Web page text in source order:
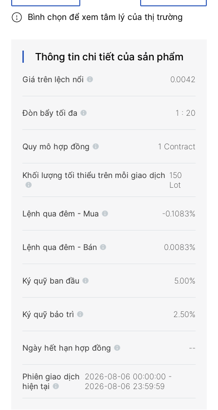
Bình chọn để xem tâm lý của thị trường
Thông tin chi tiết của sản phẩm
Giá trên lệch nổi 0.0042
Đòn bẩy tối đa 1 : 20
Quy mô hợp đồng 1 Contract
Khối lượng tối thiểu trên mỗi giao dịch 150
Lot
Lệnh qua đêm - Mua -0.1083%
Lệnh qua đêm - Bán 0.0083%
Ký quỹ ban đầu 5.00%
Ký quỹ bảo trì 2.50%
Ngày hết hạn hợp đồng --
Phiên giao dịch
hiện tại
2026-08-06 00:00:00 -
2026-08-06 23:59:59